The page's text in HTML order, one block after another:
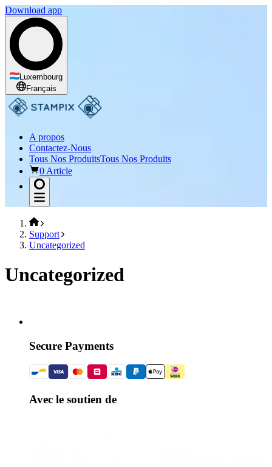
Download app
Luxembourg
Français
A propos
Contactez-Nous
Tous Nos ProduitsTous Nos Produits
0 Article
Support
Uncategorized
Uncategorized
Secure Payments
Avec le soutien de